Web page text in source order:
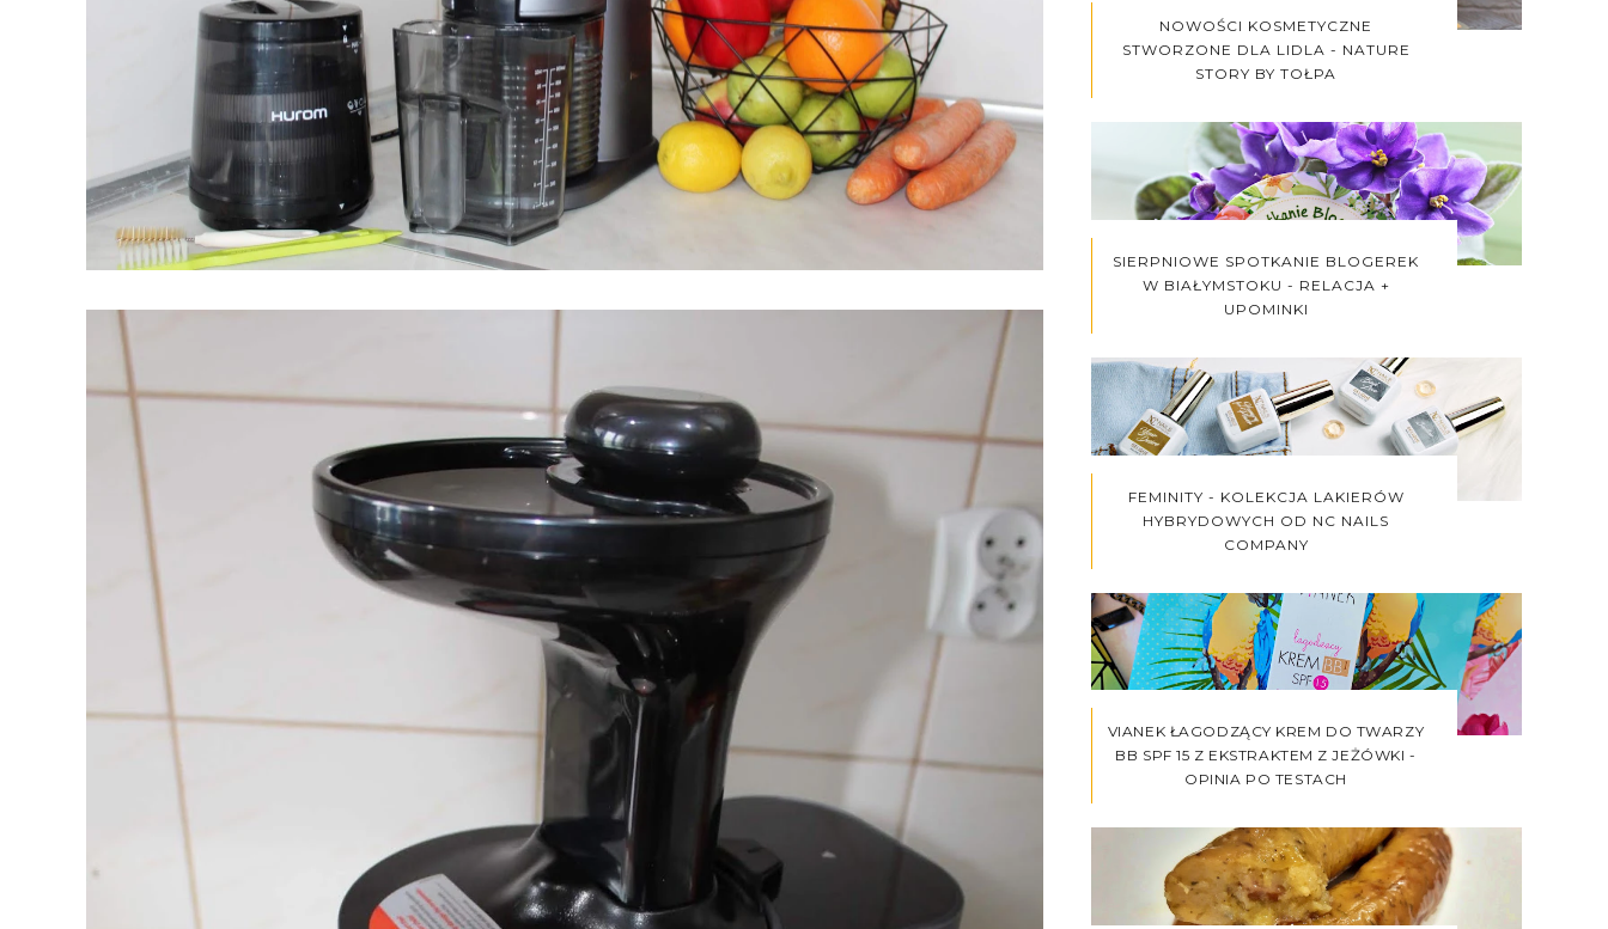
NOWOŚCI KOSMETYCZNE
STWORZONE DLA LIDLA - NATURE
STORY BY TOŁPA
SIERPNIOWE SPOTKANIE BLOGEREK
W BIAŁYMSTOKU - RELACJA +
UPOMINKI
FEMINITY - KOLEKCJA LAKIERÓW
HYBRYDOWYCH OD NC NAILS
COMPANY
VIANEK ŁAGODZĄCY KREM DO TWARZY
BB SPF 15 Z EKSTRAKTEM Z JEŻÓWKI -
OPINIA PO TESTACH